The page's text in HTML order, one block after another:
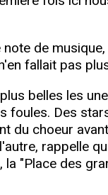
note de
fallait pas
belles les
foules. Des
du choeur
rappelle
la "Place des